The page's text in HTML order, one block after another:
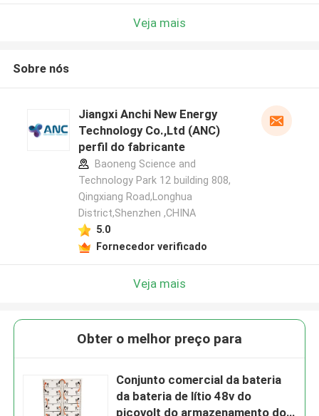
Veja mais
Sobre nós
Jiangxi Anchi New Energy
Technology Co.,Ltd (ANC)
perfil do fabricante
Baoneng Science and
Technology Park 12 building 808,
Qingxiang Road,Longhua
District,Shenzhen ,CHINA
5.0
Fornecedor verificado
Veja mais
Obter o melhor preço para
Conjunto comercial da bateria
da bateria de lítio 48v do
picovolt do armazenamento do